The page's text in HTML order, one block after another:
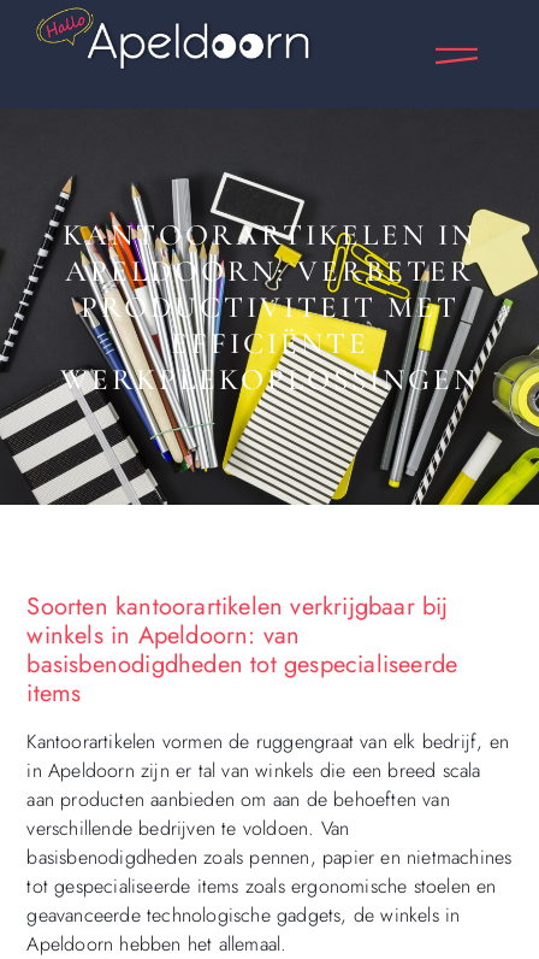
KANTOORARTIKELEN IN
APELDOORN: VERBETER
PRODUCTIVITEIT MET
EFFICIËNTE
WERKPLEKOPLOSSINGEN
Soorten kantoorartikelen verkrijgbaar bij
winkels in Apeldoorn: van
basisbenodigdheden tot gespecialiseerde
items
Kantoorartikelen vormen de ruggengraat van elk bedrijf, en
in Apeldoorn zijn er tal van winkels die een breed scala
aan producten aanbieden om aan de behoeften van
verschillende bedrijven te voldoen. Van
basisbenodigdheden zoals pennen, papier en nietmachines
tot gespecialiseerde items zoals ergonomische stoelen en
geavanceerde technologische gadgets, de winkels in
Apeldoorn hebben het allemaal.